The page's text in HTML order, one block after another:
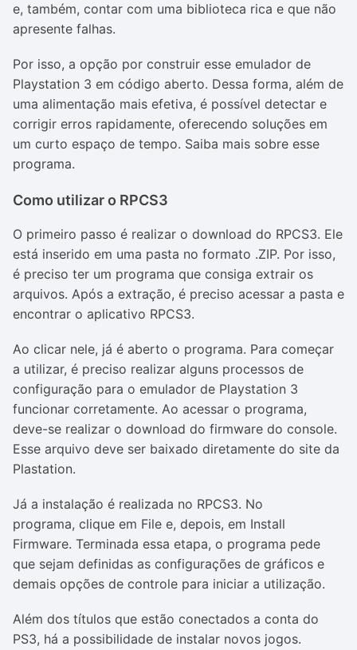
e, também, contar com uma biblioteca rica e que não
apresente falhas.
Por isso, a opção por construir esse emulador de
Playstation 3 em código aberto. Dessa forma, além de
uma alimentação mais efetiva, é possível detectar e
corrigir erros rapidamente, oferecendo soluções em
um curto espaço de tempo. Saiba mais sobre esse
programa.
Como utilizar o RPCS3
O primeiro passo é realizar o download do RPCS3. Ele
está inserido em uma pasta no formato .ZIP. Por isso,
é preciso ter um programa que consiga extrair os
arquivos. Após a extração, é preciso acessar a pasta e
encontrar o aplicativo RPCS3.
Ao clicar nele, já é aberto o programa. Para começar
a utilizar, é preciso realizar alguns processos de
configuração para o emulador de Playstation 3
funcionar corretamente. Ao acessar o programa,
deve-se realizar o download do firmware do console.
Esse arquivo deve ser baixado diretamente do site da
Plastation.
Já a instalação é realizada no RPCS3. No
programa, clique em File e, depois, em Install
Firmware. Terminada essa etapa, o programa pede
que sejam definidas as configurações de gráficos e
demais opções de controle para iniciar a utilização.
Além dos títulos que estão conectados a conta do
PS3, há a possibilidade de instalar novos jogos.